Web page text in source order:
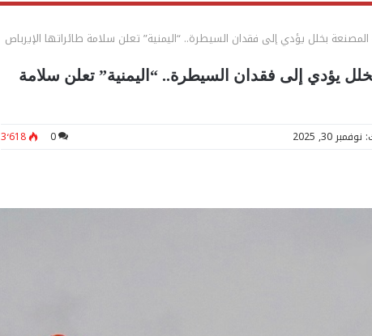
بخلل يؤدي إلى فقدان السيطرة.. “اليمنية” تعلن سلامة طائراتها الإيرباص
يؤدي إلى فقدان السيطرة.. “اليمنية” تعلن سلامة
30, 2025
0 3٬618